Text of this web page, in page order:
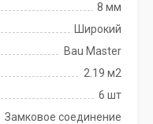
8 мм
Широкий
Bau Master
2.19 м2
6 шт
Замковое соединение